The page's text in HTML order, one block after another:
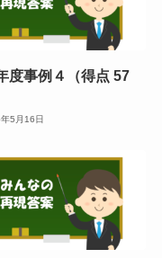
度事例４（得点 57
5月16日